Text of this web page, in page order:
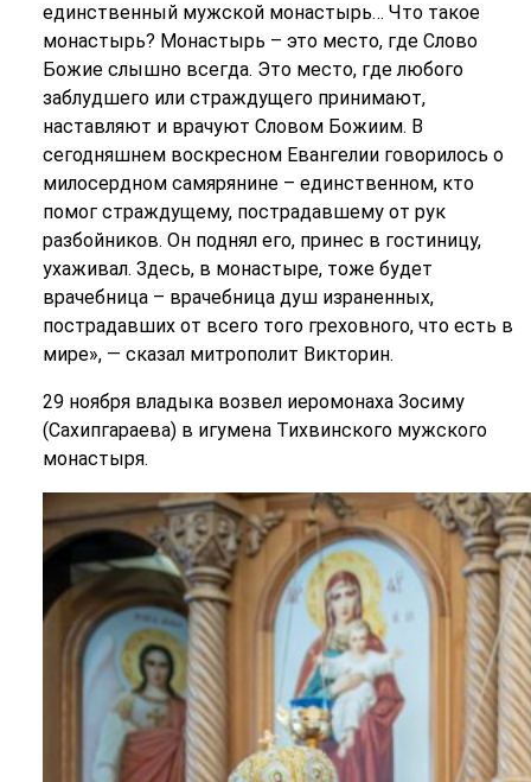
единственный мужской монастырь… Что такое
монастырь? Монастырь – это место, где Слово
Божие слышно всегда. Это место, где любого
заблудшего или страждущего принимают,
наставляют и врачуют Словом Божиим. В
сегодняшнем воскресном Евангелии говорилось о
милосердном самярянине – единственном, кто
помог страждущему, пострадавшему от рук
разбойников. Он поднял его, принес в гостиницу,
ухаживал. Здесь, в монастыре, тоже будет
врачебница – врачебница душ израненных,
пострадавших от всего того греховного, что есть в
мире», — сказал митрополит Викторин.
29 ноября владыка возвел иеромонаха Зосиму
(Сахипгараева) в игумена Тихвинского мужского
монастыря.